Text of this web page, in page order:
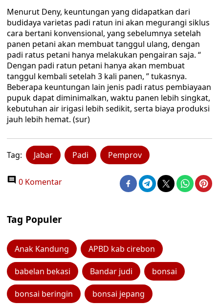
Menurut Deny, keuntungan yang didapatkan dari
budidaya varietas padi ratun ini akan megurangi siklus
cara bertani konvensional, yang sebelumnya setelah
panen petani akan membuat tanggul ulang, dengan
padi ratus petani hanya melakukan pengairan saja. “
Dengan padi ratun petani hanya akan membuat
tanggul kembali setelah 3 kali panen, ” tukasnya.
Beberapa keuntungan lain jenis padi ratus pembiayaan
pupuk dapat diminimalkan, waktu panen lebih singkat,
kebutuhan air irigasi lebih sedikit, serta biaya produksi
jauh lebih hemat. (sur)
Tag: Jabar Padi Pemprov
0 Komentar
Tag Populer
Anak Kandung APBD kab cirebon
babelan bekasi Bandar judi bonsai
bonsai beringin bonsai jepang